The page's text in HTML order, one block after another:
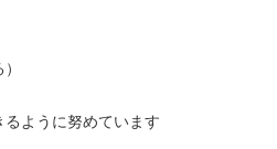
ように努めています